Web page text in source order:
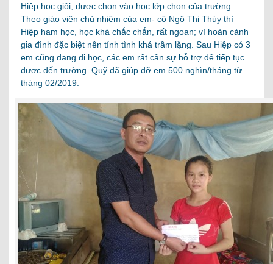
Hiệp học giỏi, được chọn vào học lớp chọn của trường.
Theo giáo viên chủ nhiệm của em- cô Ngô Thị Thúy thì
Hiệp ham học, học khá chắc chắn, rất ngoan; vì hoàn cảnh
gia đình đặc biệt nên tính tình khá trầm lặng. Sau Hiệp có 3
em cũng đang đi học, các em rất cần sự hỗ trợ để tiếp tục
được đến trường. Quỹ đã giúp đỡ em 500 nghìn/tháng từ
tháng 02/2019.